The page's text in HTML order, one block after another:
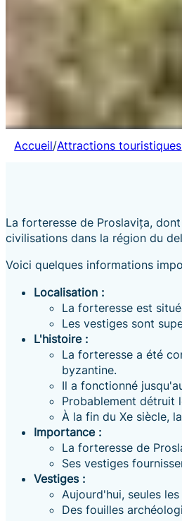
Accueil/Attractions touristiques
La forteresse de Proslavița,
civilisations dans la région du
Voici quelques informations
Localisation :
La forteresse est
Les vestiges sont
L'histoire :
La forteresse a été
byzantine.
Il a fonctionné
Probablement détruit
À la fin du Xe siècle,
Importance :
La forteresse de
Ses vestiges
Vestiges :
Aujourd'hui, seules
Des fouilles